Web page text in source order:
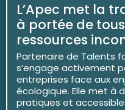
L’Apec met la
à portée de
ressources
Partenaire de Talents
s’engage activement
entreprises face aux
écologique. Elle met à
pratiques et